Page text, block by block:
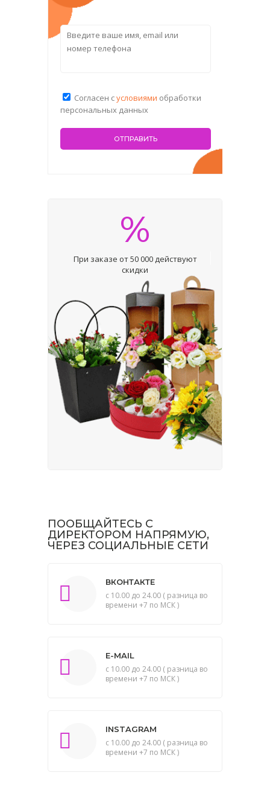
Согласен сусловиями обработки
персональных данных
%
При заказе от 50 000 действуют
скидки
ПООБЩАЙТЕСЬ С
ДИРЕКТОРОМ НАПРЯМУЮ,
ЧЕРЕЗ СОЦИАЛЬНЫЕ СЕТИ
ВКОНТАКТЕ
с 10.00 до 24.00 ( разница во
времени +7 по МСК )
E-MAIL
с 10.00 до 24.00 ( разница во
времени +7 по МСК )
INSTAGRAM
с 10.00 до 24.00 ( разница во
времени +7 по МСК )